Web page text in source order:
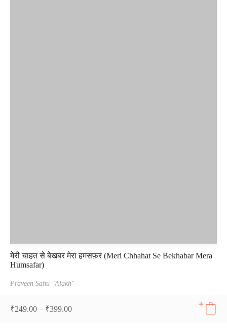
मेरी चाहत से बेखबर मेरा हमसफ़र (Meri Chhahat Se Bekhabar Mera
Humsafar)
Praveen Sahu "Alakh"
₹249.00 – ₹399.00